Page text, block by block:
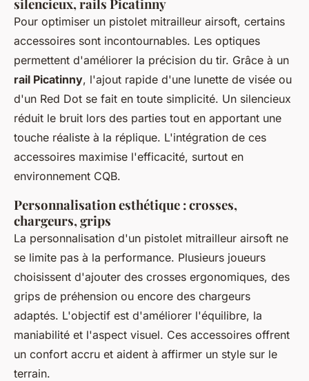
silencieux, rails Picatinny
Pour optimiser un pistolet mitrailleur airsoft, certains
accessoires sont incontournables. Les optiques
permettent d'améliorer la précision du tir. Grâce à un
rail Picatinny, l'ajout rapide d'une lunette de visée ou
d'un Red Dot se fait en toute simplicité. Un silencieux
réduit le bruit lors des parties tout en apportant une
touche réaliste à la réplique. L'intégration de ces
accessoires maximise l'efficacité, surtout en
environnement CQB.
Personnalisation esthétique : crosses,
chargeurs, grips
La personnalisation d'un pistolet mitrailleur airsoft ne
se limite pas à la performance. Plusieurs joueurs
choisissent d'ajouter des crosses ergonomiques, des
grips de préhension ou encore des chargeurs
adaptés. L'objectif est d'améliorer l'équilibre, la
maniabilité et l'aspect visuel. Ces accessoires offrent
un confort accru et aident à affirmer un style sur le
terrain.